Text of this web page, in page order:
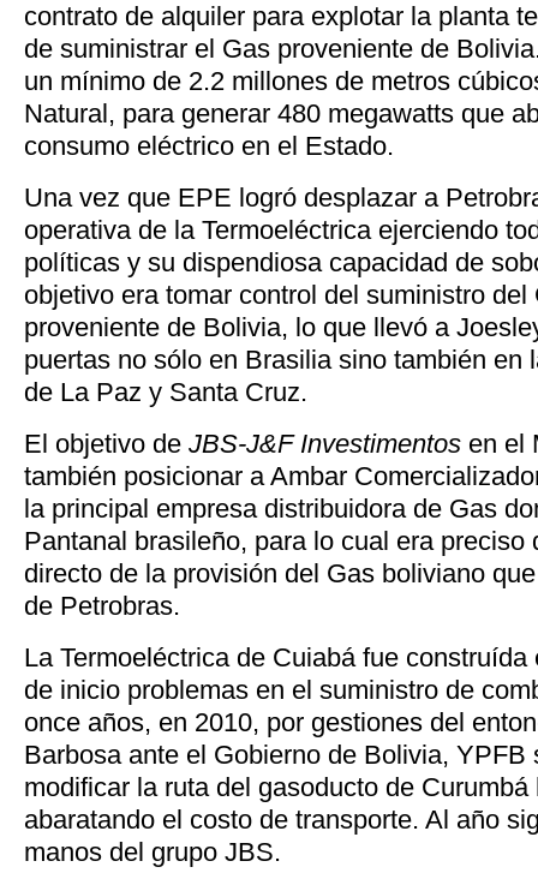
contrato de alquiler para explotar la planta
de suministrar el Gas proveniente de
un mínimo de 2.2 millones de metros
Natural, para generar 480 megawatts que
consumo eléctrico en el Estado.
Una vez que EPE logró desplazar a
operativa de la Termoeléctrica ejerciendo
políticas y su dispendiosa capacidad de
objetivo era tomar control del suministro del
proveniente de Bolivia, lo que llevó a
puertas no sólo en Brasilia sino también en
de La Paz y Santa Cruz.
El objetivo de JBS-J&F Investimentos en el
también posicionar a Ambar
la principal empresa distribuidora de Gas
Pantanal brasileño, para lo cual era preciso
directo de la provisión del Gas boliviano
de Petrobras.
La Termoeléctrica de Cuiabá fue
de inicio problemas en el suministro de
once años, en 2010, por gestiones del
Barbosa ante el Gobierno de Bolivia, YPFB
modificar la ruta del gasoducto de
abaratando el costo de transporte. Al año
manos del grupo JBS.